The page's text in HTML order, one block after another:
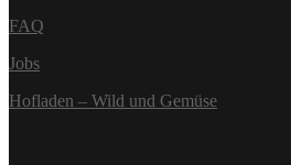
FAQ
Jobs
Hofladen – Wild und Gemüse